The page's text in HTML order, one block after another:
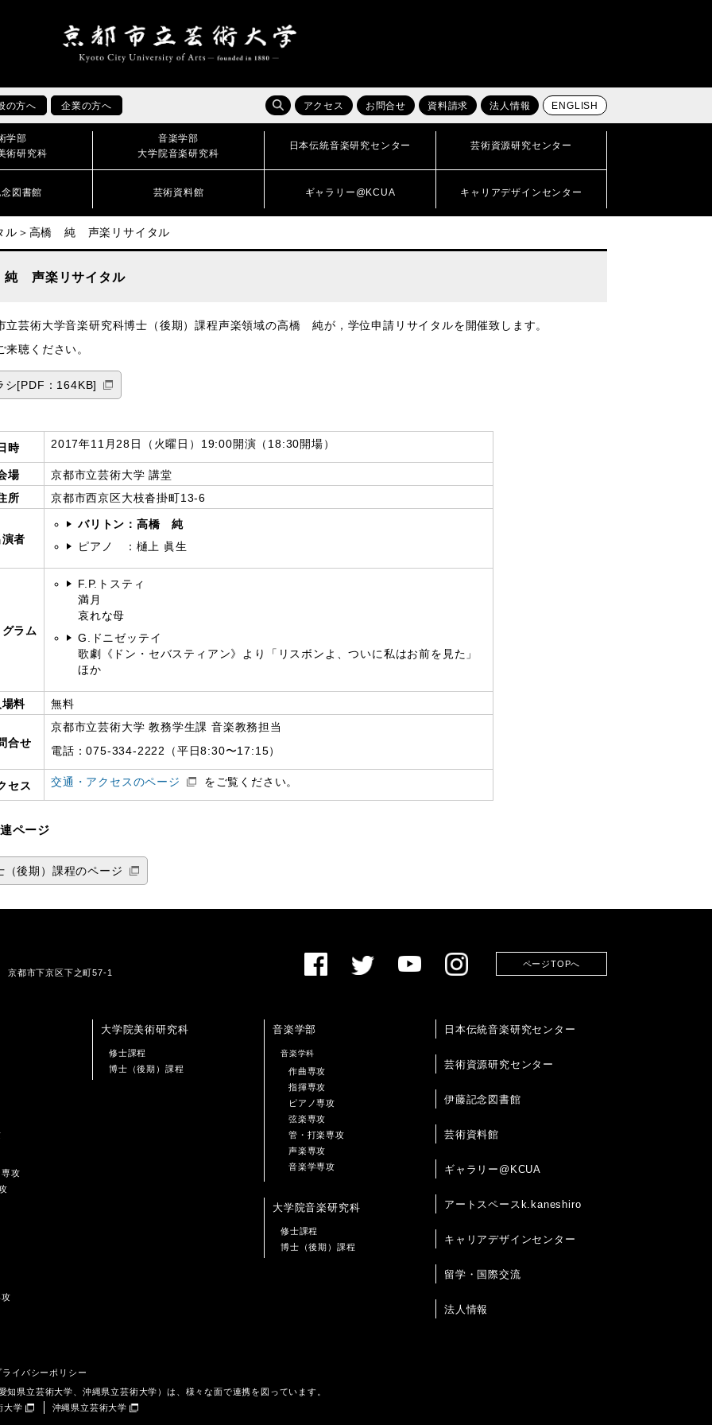
の方へ 企業の方へ アクセス お問合せ 資料請求 法人情報 ENGLISH
学部
術研究科
音楽学部
大学院音楽研究科
日本伝統音楽研究センター 芸術資源研究センター
図書館 芸術資料館 ギャラリー@KCUA キャリアデザインセンター
ル＞高橋 純 声楽リサイタル
純 声楽リサイタル
立芸術大学音楽研究科博士（後期）課程声楽領域の高橋 純が，学位申請リサイタルを開催致します。
来聴ください。
シ[PDF：164KB]
時 2017年11月28日（火曜日）19:00開演（18:30開場）
場
京都市立芸術大学 講堂
所
京都市西京区大枝沓掛町13-6
者
バリトン：高橋 純
ピアノ ：樋上 眞生
ラム
F.P.トスティ
満月
哀れな母
G.ドニゼッテイ
歌劇《ドン・セバスティアン》より「リスボンよ、ついに私はお前を見た」
ほか
場料 無料
合せ
京都市立芸術大学 教務学生課 音楽教務担当
電話：075-334-2222（平日8:30〜17:15）
セス 交通・アクセスのページ をご覧ください。
ページ
（後期）課程のページ
都市下京区下之町57-1
ページTOPへ
攻
大学院美術研究科
修士課程
博士（後期）課程
音楽学部
音楽学科
作曲専攻
指揮専攻
ピアノ専攻
弦楽専攻
管・打楽専攻
声楽専攻
音楽学専攻
大学院音楽研究科
修士課程
博士（後期）課程
日本伝統音楽研究センター
芸術資源研究センター
伊藤記念図書館
芸術資料館
ギャラリー@KCUA
アートスペースk.kaneshiro
キャリアデザインセンター
留学・国際交流
法人情報
ライバシーポリシー
県立芸術大学、沖縄県立芸術大学）は、様々な面で連携を図っています。
大学
沖縄県立芸術大学